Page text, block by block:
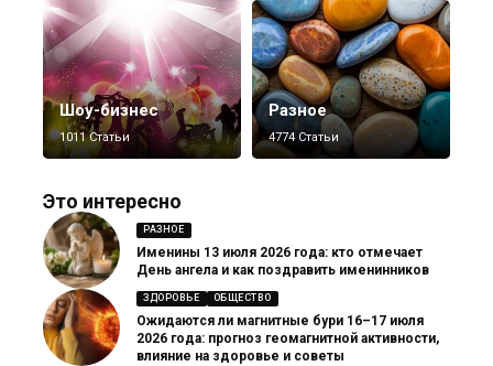
Шоу-бизнес
1011 Статьи
Разное
4774 Статьи
Это интересно
РАЗНОЕ
Именины 13 июля 2026 года: кто отмечает
День ангела и как поздравить именинников
ЗДОРОВЬЕ ОБЩЕСТВО
Ожидаются ли магнитные бури 16–17 июля
2026 года: прогноз геомагнитной активности,
влияние на здоровье и советы